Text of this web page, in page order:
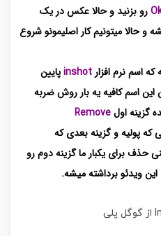
رو بزنید و حالا عکس در یک
حالا میتونیم کار اصلیمونو شروع
اسم نرم افزار inshotپایین
این اسم کافیه یه بار روش ضربه
گزینه اولRemove
پولیه و گزینه بعدی که
برای یکبار ما گزینه دوم رو
این ویدئو برداشته میشه.